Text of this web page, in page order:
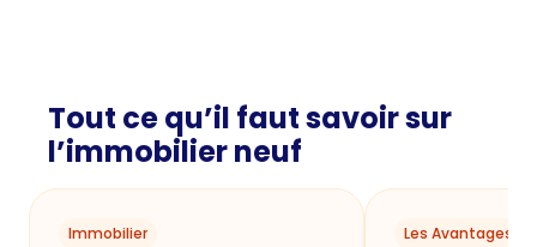
Tout ce qu’il faut savoir sur
l’immobilier neuf
Immobilier Les Avantages